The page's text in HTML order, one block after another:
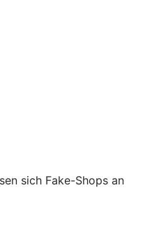
sich Fake-Shops an